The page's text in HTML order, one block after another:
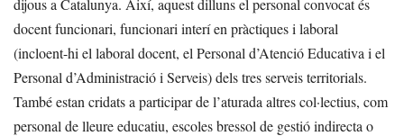
docent funcionari, funcionari interí en pràctiques i laboral
(incloent-hi el laboral docent, el Personal d’Atenció Educativa i el
Personal d’Administració i Serveis) dels tres serveis territorials.
També estan cridats a participar de l’aturada altres col·lectius, com
personal de lleure educatiu, escoles bressol de gestió indirecta o